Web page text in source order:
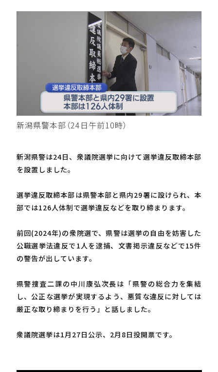
新潟県警本部（24日午前10時）
新潟県警は24日、衆議院選挙に向けて選挙違反取締本部
を設置しました。
選挙違反取締本部は県警本部と県内29署に設けられ、本
部では126人体制で選挙違反などを取り締まります。
前回(2024年)の衆院選で、県警は選挙の自由を妨害した
公職選挙法違反で1人を逮捕、文書掲示違反などで15件
の警告が出しています。
県警捜査二課の中川康弘次長は「県警の総合力を集結
し、公正な選挙が実現するよう、悪質な違反に対しては
厳正な取り締まりを行う」と話しました。
衆議院選挙は1月27日公示、2月8日投開票です。